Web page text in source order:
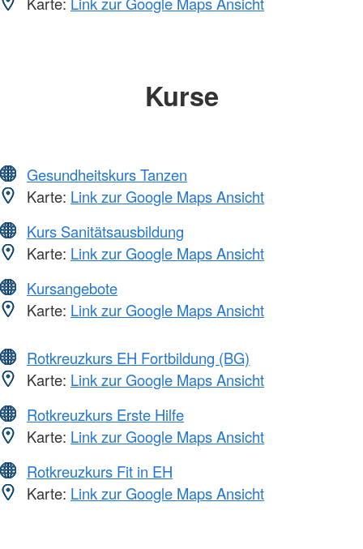
Kurse
Gesundheitskurs Tanzen
Karte: Link zur Google Maps Ansicht
Kurs Sanitätsausbildung
Karte: Link zur Google Maps Ansicht
Kursangebote
Karte: Link zur Google Maps Ansicht
Rotkreuzkurs EH Fortbildung (BG)
Karte: Link zur Google Maps Ansicht
Rotkreuzkurs Erste Hilfe
Karte: Link zur Google Maps Ansicht
Rotkreuzkurs Fit in EH
Karte: Link zur Google Maps Ansicht